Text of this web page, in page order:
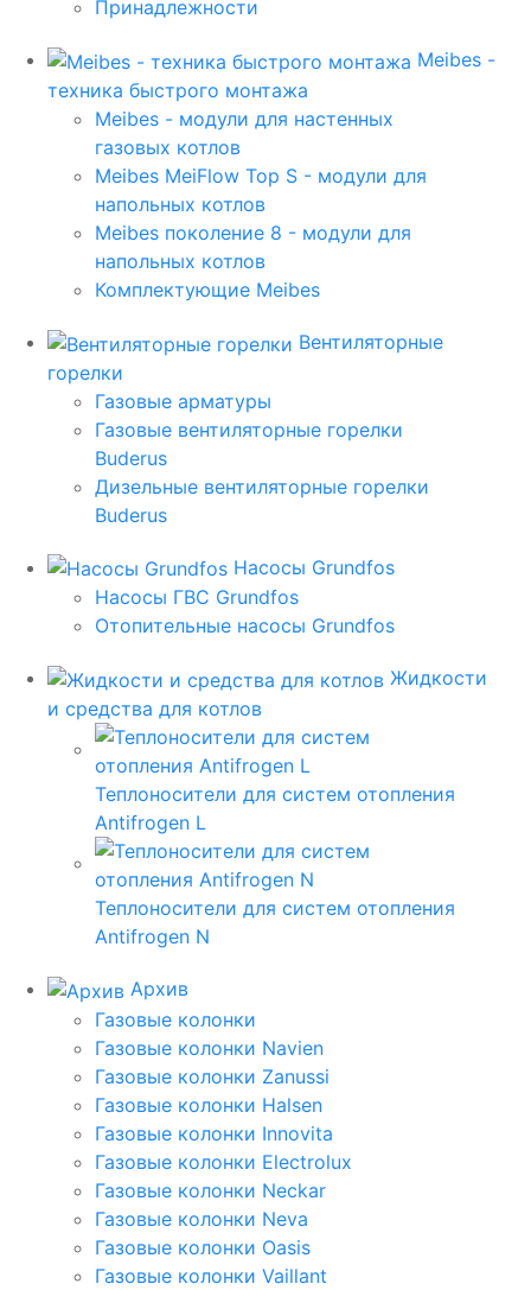
Принадлежности
Meibes -
техника быстрого монтажа
Meibes - модули для настенных
газовых котлов
Meibes MeiFlow Top S - модули для
напольных котлов
Meibes поколение 8 - модули для
напольных котлов
Комплектующие Meibes
Вентиляторные
горелки
Газовые арматуры
Газовые вентиляторные горелки
Buderus
Дизельные вентиляторные горелки
Buderus
Насосы Grundfos
Насосы ГВС Grundfos
Отопительные насосы Grundfos
Жидкости
и средства для котлов
Теплоносители для систем отопления
Antifrogen L
Теплоносители для систем отопления
Antifrogen N
Архив
Газовые колонки
Газовые колонки Navien
Газовые колонки Zanussi
Газовые колонки Halsen
Газовые колонки Innovita
Газовые колонки Electrolux
Газовые колонки Neckar
Газовые колонки Neva
Газовые колонки Oasis
Газовые колонки Vaillant